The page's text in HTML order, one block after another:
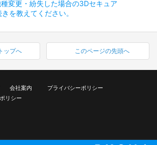
変更・紛失した場合の3Dセキュア
を教えてください。
ップへ このページの先頭へ
会社案内
プライバシーポリシー
リシー